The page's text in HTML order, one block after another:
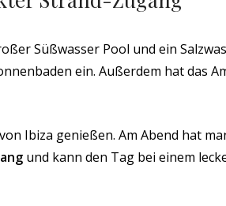
Süßwasser Pool und ein
ein. Außerdem hat das
Ibiza genießen. Am Abend hat
und kann den Tag bei einem